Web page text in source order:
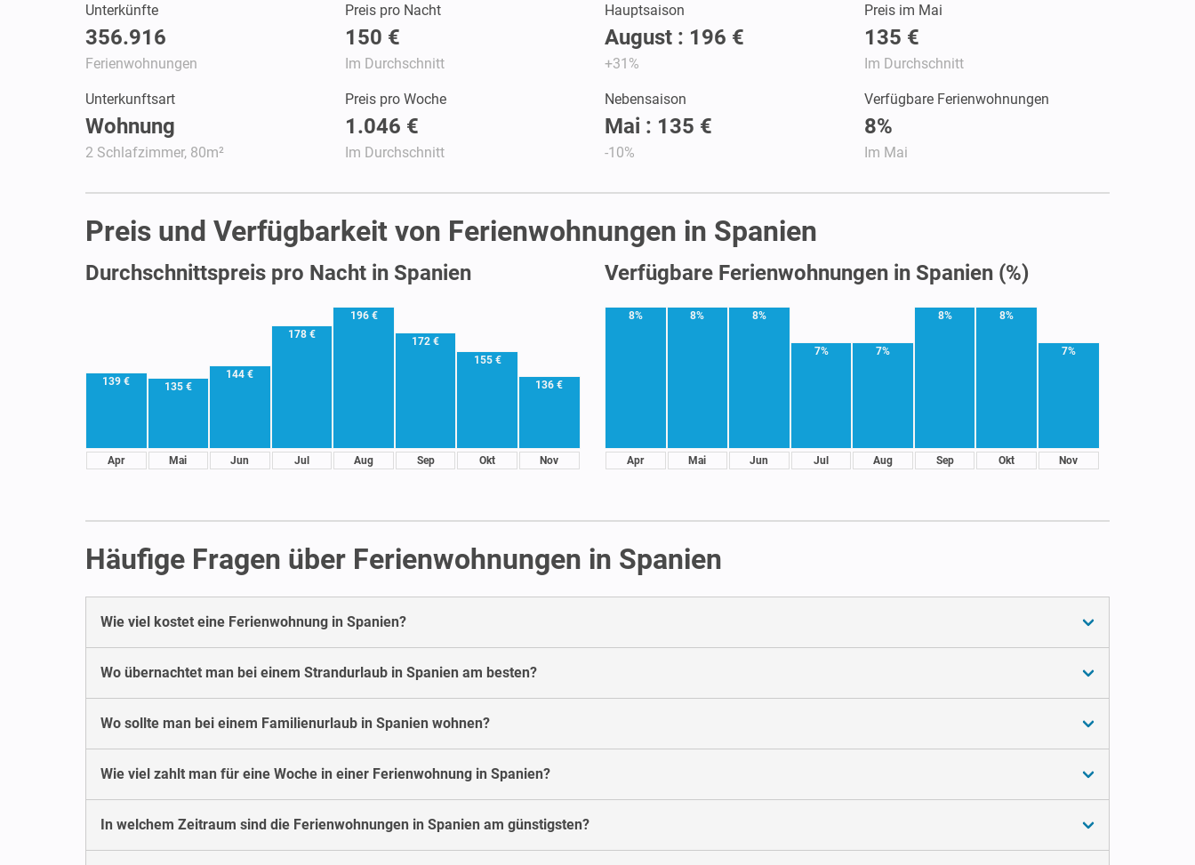
Unterkünfte
356.916
Ferienwohnungen
Preis pro Nacht
150 €
Im Durchschnitt
Hauptsaison
August : 196 €
+31%
Preis im Mai
135 €
Im Durchschnitt
Unterkunftsart
Wohnung
2 Schlafzimmer, 80m²
Preis pro Woche
1.046 €
Im Durchschnitt
Nebensaison
Mai : 135 €
-10%
Verfügbare Ferienwohnungen
8%
Im Mai
Preis und Verfügbarkeit von Ferienwohnungen in Spanien
Durchschnittspreis pro Nacht in Spanien
139 €
Apr
135 €
Mai
144 €
Jun
178 €
Jul
196 €
Aug
172 €
Sep
155 €
Okt
136 €
Nov
Verfügbare Ferienwohnungen in Spanien (%)
8%
Apr
8%
Mai
8%
Jun
7%
Jul
7%
Aug
8%
Sep
8%
Okt
7%
Nov
Häufige Fragen über Ferienwohnungen in Spanien
Wie viel kostet eine Ferienwohnung in Spanien?
Wo übernachtet man bei einem Strandurlaub in Spanien am besten?
Wo sollte man bei einem Familienurlaub in Spanien wohnen?
Wie viel zahlt man für eine Woche in einer Ferienwohnung in Spanien?
In welchem Zeitraum sind die Ferienwohnungen in Spanien am günstigsten?